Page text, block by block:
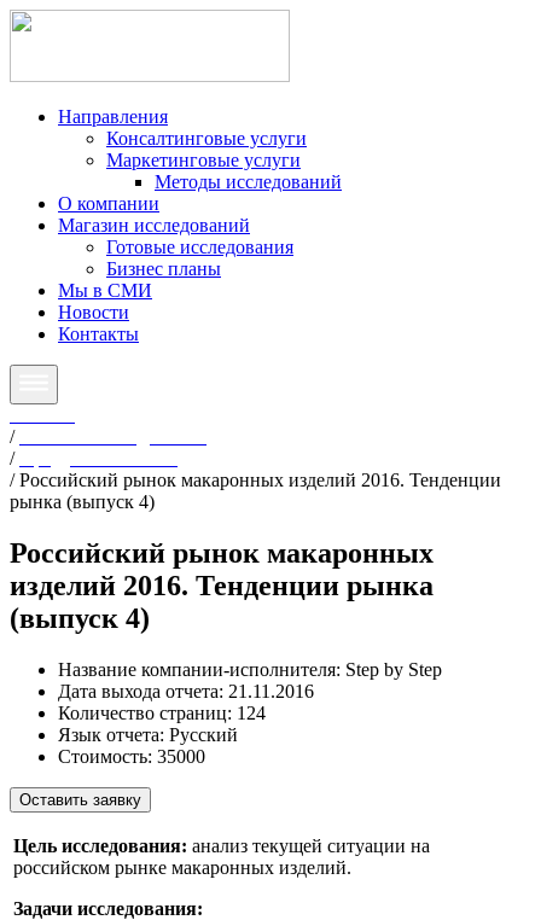
Направления
Консалтинговые услуги
Маркетинговые услуги
Методы исследований
О компании
Магазин исследований
Готовые исследования
Бизнес планы
Мы в СМИ
Новости
Контакты
/
/
/Российский рынок макаронных изделий 2016. Тенденции
рынка (выпуск 4)
Российский рынок макаронных
изделий 2016. Тенденции рынка
(выпуск 4)
Название компании-исполнителя: Step by Step
Дата выхода отчета: 21.11.2016
Количество страниц: 124
Язык отчета: Русский
Стоимость: 35000
Оставить заявку
Цель исследования: анализ текущей ситуации на
российском рынке макаронных изделий.
Задачи исследования: